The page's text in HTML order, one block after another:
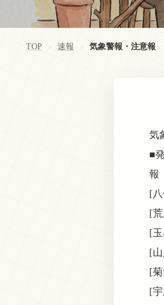
TOP > 速報 > 気象警報・注意報
気
■
報
[
[
[
[
[
[